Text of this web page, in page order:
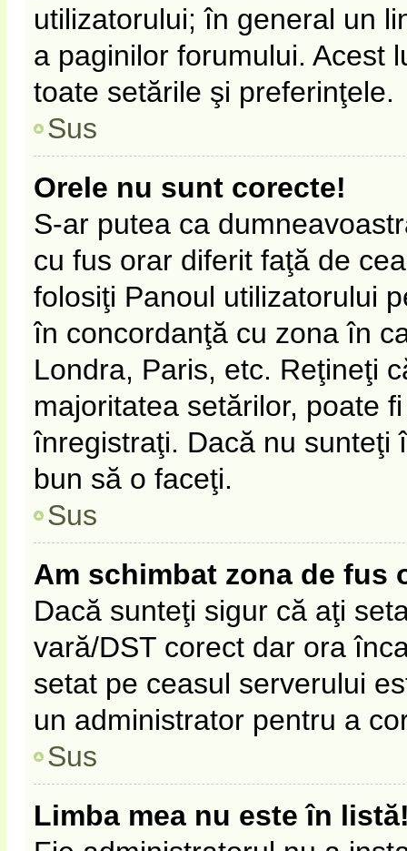
utilizatorului; în general un
a paginilor forumului. Acest
toate setările şi preferinţele.
Sus
Orele nu sunt corecte!
S-ar putea ca
cu fus orar diferit faţă de
folosiţi Panoul utilizatorului
în concordanţă cu zona în
Londra, Paris, etc. Reţineţi
majoritatea setărilor, poate
înregistraţi. Dacă nu sunteţi
bun să o faceţi.
Sus
Am schimbat zona de fus
Dacă sunteţi sigur că aţi
vară/DST corect dar ora
setat pe ceasul serverului
un administrator pentru a
Sus
Limba mea nu este în